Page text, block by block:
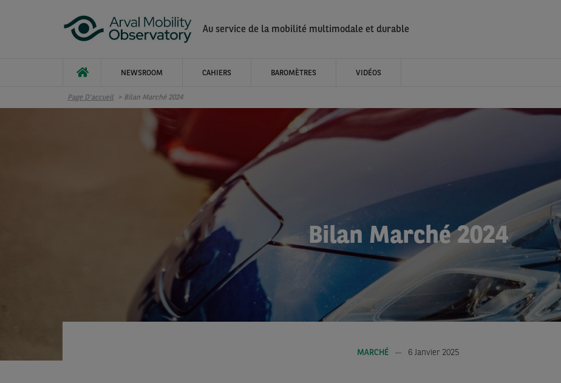
Au service de la mobilité multimodale et durable
NEWSROOM CAHIERS BAROMÈTRES VIDÉOS
Page D’accueil Bilan Marché 2024
Bilan Marché 2024
MARCHÉ 6 Janvier 2025